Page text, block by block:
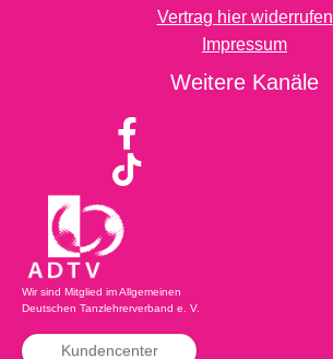
Vertrag hier widerrufen
Impressum
Weitere Kanäle
Wir sind Mitglied im Allgemeinen
Deutschen Tanzlehrerverband e. V.
Kundencenter